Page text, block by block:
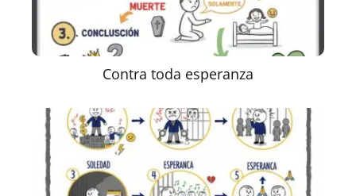
Contra toda esperanza